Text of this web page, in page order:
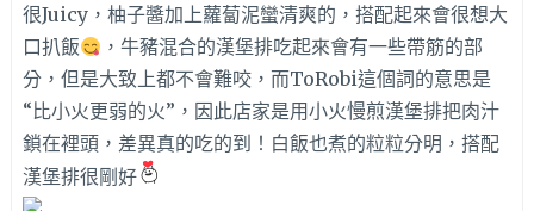
很Juicy， 柚子醬加上蘿蔔泥蠻清爽的，搭配起來會很想大
口扒飯
，牛豬混合的漢堡排吃起來會有一些帶筋的部
分，但是大致上都不會難咬， 而ToRobi這個詞的意思是
“比小火更弱的火”，因此店家是用小火慢煎漢堡排把肉汁
鎖在裡頭，差異真的吃的到！白飯也煮的粒粒分明，搭配
漢堡排很剛好